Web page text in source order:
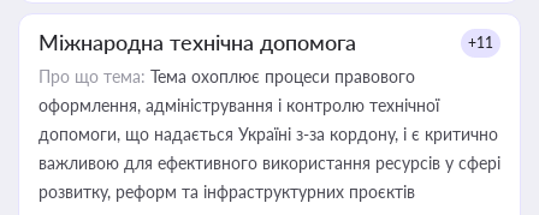
Міжнародна технічна допомога +11
Про що тема: Тема охоплює процеси правового
оформлення, адміністрування і контролю технічної
допомоги, що надається Україні з-за кордону, і є критично
важливою для ефективного використання ресурсів у сфері
розвитку, реформ та інфраструктурних проєктів